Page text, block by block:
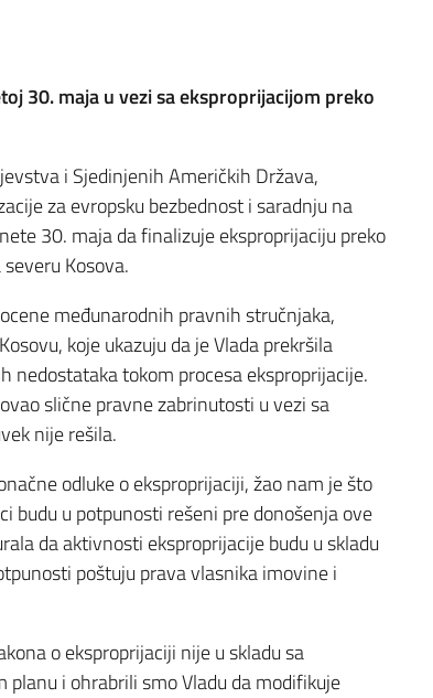
30. maja u vezi sa eksproprijacijom preko
i Sjedinjenih Američkih Država,
za evropsku bezbednost i saradnju na
30. maja da finalizuje eksproprijaciju preko
Kosova.
međunarodnih pravnih stručnjaka,
koje ukazuju da je Vlada prekršila
nedostataka tokom procesa eksproprijacije.
slične pravne zabrinutosti u vezi sa
nije rešila.
odluke o eksproprijaciji, žao nam je što
budu u potpunosti rešeni pre donošenja ove
da aktivnosti eksproprijacije budu u skladu
poštuju prava vlasnika imovine i
o eksproprijaciji nije u skladu sa
planu i ohrabrili smo Vladu da modifikuje